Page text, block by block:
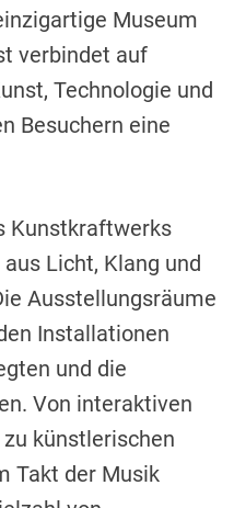
Museum
verbindet auf
Technologie und
Besuchern eine
Kunstkraftwerks
Licht, Klang und
Ausstellungsräume
Installationen
und die
Von interaktiven
künstlerischen
Takt der Musik